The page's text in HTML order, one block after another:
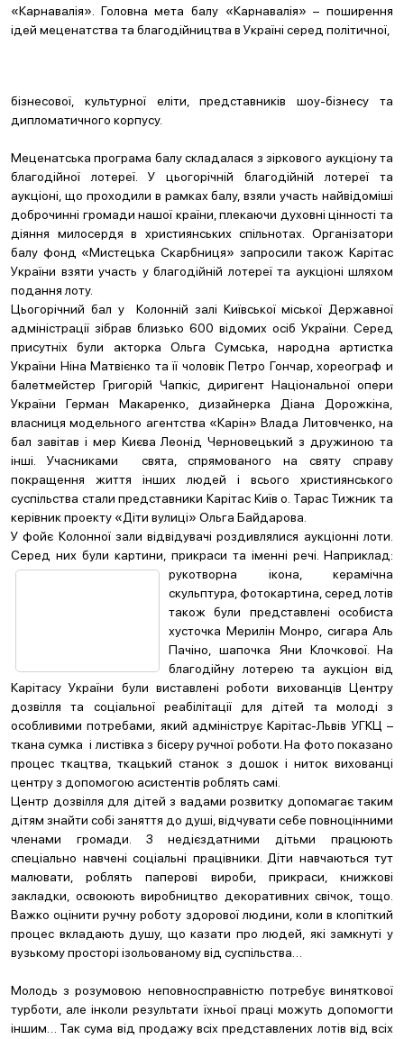
«Карнавалія». Головна мета балу «Карнавалія» – поширення
ідей меценатства та благодійництва в Україні серед політичної,
бізнесової, культурної еліти, представників шоу-бізнесу та
дипломатичного корпусу.
Меценатська програма балу складалася з зіркового аукціону та
благодійної лотереї. У цьогорічній благодійній лотереї та
аукціоні, що проходили в рамках балу, взяли участь найвідоміші
доброчинні громади нашої країни, плекаючи духовні цінності та
діяння милосердя в християнських спільнотах. Організатори
балу фонд «Мистецька Скарбниця» запросили також Карітас
України взяти участь у благодійній лотереї та аукціоні шляхом
подання лоту.
Цьогорічний бал у Колонній залі Київської міської Державної
адміністрації зібрав близько 600 відомих осіб України. Серед
присутніх були акторка Ольга Сумська, народна артистка
України Ніна Матвієнко та її чоловік Петро Гончар, хореограф и
балетмейстер Григорій Чапкіс, диригент Національної опери
України Герман Макаренко, дизайнерка Діана Дорожкіна,
власниця модельного агентства «Карін» Влада Литовченко, на
бал завітав і мер Києва Леонід Черновецький з дружиною та
інші. Учасниками свята, спрямованого на святу справу
покращення життя інших людей і всього християнського
суспільства стали представники Карітас Київ о. Тарас Тижник та
керівник проекту «Діти вулиці» Ольга Байдарова.
У фойє Колонної зали відвідувачі роздивлялися аукціонні лоти.
Серед них були картини, прикраси та іменні речі. Наприклад:
рукотворна ікона, керамічна
скульптура, фотокартина, серед лотів
також були представлені особиста
хусточка Мерилін Монро, сигара Аль
Пачіно, шапочка Яни Клочкової. На
благодійну лотерею та аукціон від
Карітасу України були виставлені роботи вихованців Центру
дозвілля та соціальної реабілітації для дітей та молоді з
особливими потребами, який адмініструє Карітас-Львів УГКЦ –
ткана сумка і листівка з бісеру ручної роботи. На фото показано
процес ткацтва, ткацький станок з дошок і ниток вихованці
центру з допомогою асистентів роблять самі.
Центр дозвілля для дітей з вадами розвитку допомагає таким
дітям знайти собі заняття до душі, відчувати себе повноцінними
членами громади. З недієздатними дітьми працюють
спеціально навчені соціальні працівники. Діти навчаються тут
малювати, роблять паперові вироби, прикраси, книжкові
закладки, освоюють виробництво декоративних свічок, тощо.
Важко оцінити ручну роботу здорової людини, коли в клопіткий
процес вкладають душу, що казати про людей, які замкнуті у
вузькому просторі ізольованому від суспільства…
Молодь з розумовою неповносправністю потребує виняткової
турботи, але інколи результати їхньої праці можуть допомогти
іншим… Так сума від продажу всіх представлених лотів від всіх